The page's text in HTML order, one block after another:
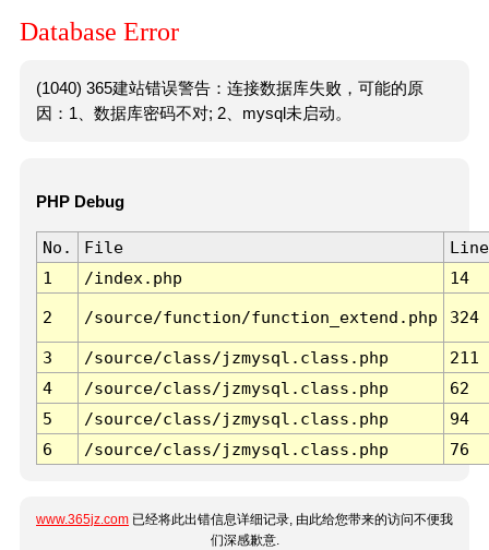
Database Error
(1040) 365建站错误警告：连接数据库失败，可能的原
因：1、数据库密码不对; 2、mysql未启动。
PHP Debug
No. File
Line
1
/index.php 14
2 /source/function/function_extend.php 324
3 /source/class/jzmysql.class.php
211
4
/source/class/jzmysql.class.php
62
5
/source/class/jzmysql.class.php
94
6
/source/class/jzmysql.class.php 76
www.365jz.com 已经将此出错信息详细记录, 由此给您带来的访问不便我
们深感歉意.